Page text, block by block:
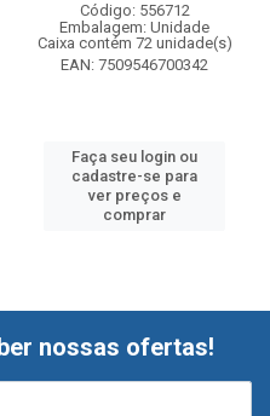
Código: 556712
Embalagem: Unidade
Caixa contém 72 unidade(s)
EAN: 7509546700342
Faça seu login ou
cadastre-se para
ver preços e
comprar
nossas ofertas!